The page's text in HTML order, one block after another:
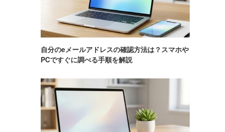
自分のeメールアドレスの確認方法は？スマホや
PCですぐに調べる手順を解説